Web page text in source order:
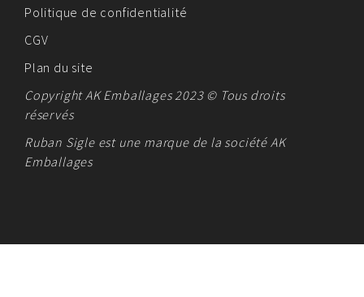
Politique de confidentialité
CGV
Plan du site
Copyright AK Emballages 2023 © Tous droits
réservés
Ruban Sigle est une marque de la société AK
Emballages